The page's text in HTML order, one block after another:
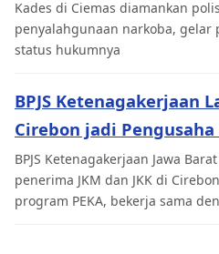
Kades di Ciemas diamankan
penyalahgunaan narkoba,
status hukumnya
BPJS Ketenagakerjaan
Cirebon jadi
BPJS Ketenagakerjaan Jawa
penerima JKM dan JKK di
program PEKA, bekerja sama